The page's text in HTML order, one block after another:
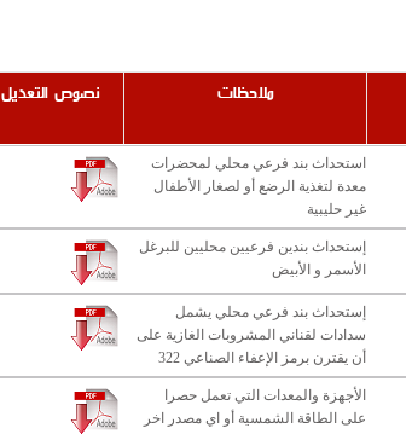
ملاحظات نصوص التعديل
استحداث بند فرعي محلي لمحضرات
معدة لتغذية الرضع أو لصغار الأطفال
غير حليبية
إستحداث بندين فرعيين محليين للبرغل
الأسمر و الأبيض
إستحداث بند فرعي محلي يشمل
سدادات لقناني المشروبات الغازية على
أن يقترن برمز الإعفاء الصناعي 322
الأجهزة والمعدات التي تعمل حصرا
على الطاقة الشمسية أو اي مصدر اخر